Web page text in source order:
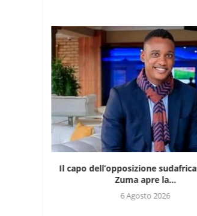
Il capo dell’opposizione
Zuma apre la...
6 Agosto 2026